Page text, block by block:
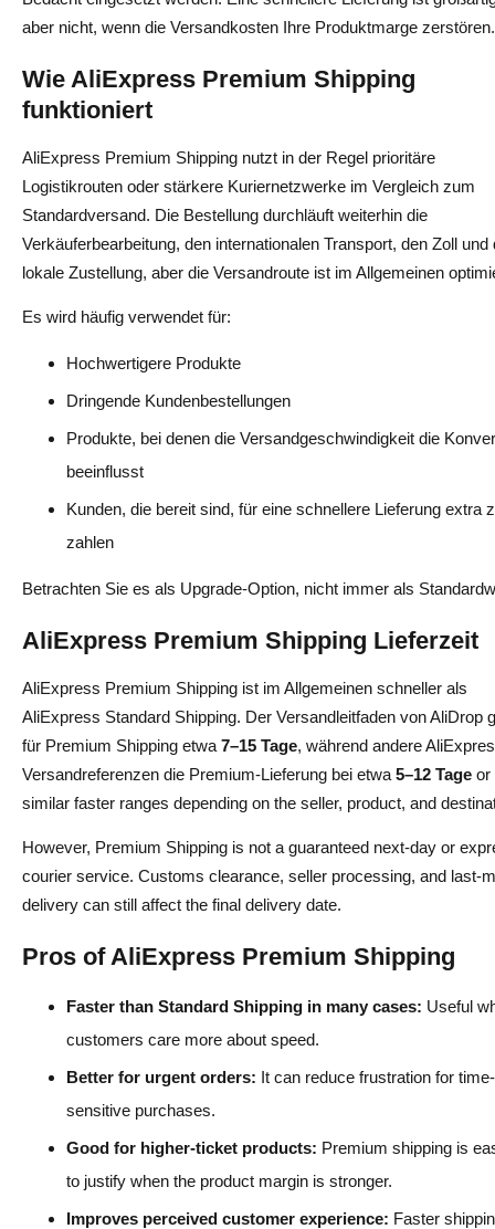
aber nicht, wenn die Versandkosten Ihre Produktmarge zerstören.
Wie AliExpress Premium Shipping
funktioniert
AliExpress Premium Shipping nutzt in der Regel prioritäre
Logistikrouten oder stärkere Kuriernetzwerke im Vergleich zum
Standardversand. Die Bestellung durchläuft weiterhin die
Verkäuferbearbeitung, den internationalen Transport, den Zoll und
lokale Zustellung, aber die Versandroute ist im Allgemeinen
Es wird häufig verwendet für:
Hochwertigere Produkte
Dringende Kundenbestellungen
Produkte, bei denen die Versandgeschwindigkeit die
beeinflusst
Kunden, die bereit sind, für eine schnellere Lieferung extra
zahlen
Betrachten Sie es als Upgrade-Option, nicht immer als
AliExpress Premium Shipping Lieferzeit
AliExpress Premium Shipping ist im Allgemeinen schneller als
AliExpress Standard Shipping. Der Versandleitfaden von AliDrop
für Premium Shipping etwa 7–15 Tage, während andere
Versandreferenzen die Premium-Lieferung bei etwa 5–12 Tage or
similar faster ranges depending on the seller, product, and
However, Premium Shipping is not a guaranteed next-day or
courier service. Customs clearance, seller processing, and last-
delivery can still affect the final delivery date.
Pros of AliExpress Premium Shipping
Faster than Standard Shipping in many cases: Useful
customers care more about speed.
Better for urgent orders: It can reduce frustration for time-
sensitive purchases.
Good for higher-ticket products: Premium shipping is
to justify when the product margin is stronger.
Improves perceived customer experience: Faster